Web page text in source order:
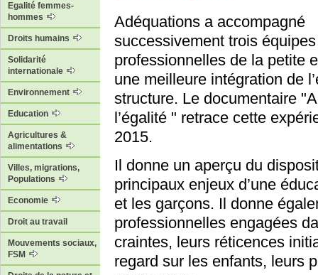
Egalité femmes-
hommes
Droits humains
Solidarité
internationale
Environnement
Education
Agricultures &
alimentations
Villes, migrations,
Populations
Economie
Droit au travail
Mouvements sociaux,
FSM
Adéquations a accompagné
successivement trois
professionnelles de la petite
une meilleure intégration de
structure. Le documentaire
l’égalité " retrace cette
2015.
Il donne un aperçu du
principaux enjeux d’une
et les garçons. Il donne
professionnelles engagées
craintes, leurs réticences
regard sur les enfants, leurs